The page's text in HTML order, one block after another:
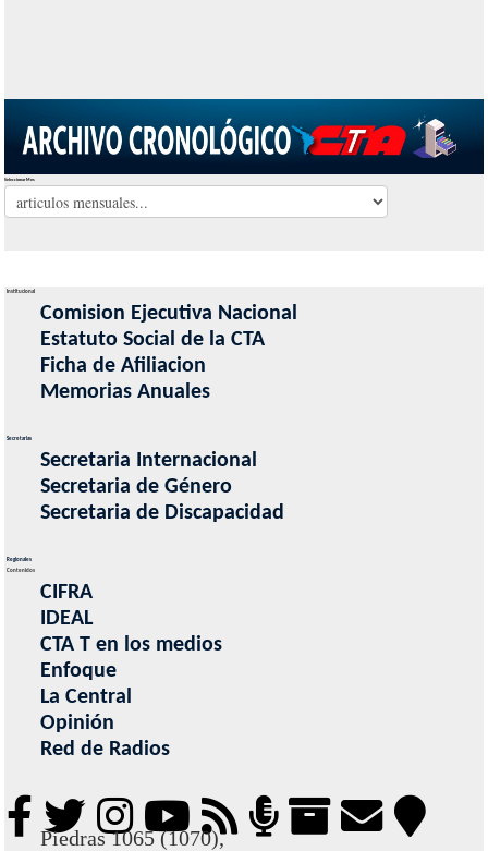
Seleccionar Mes
Institucional
Comision Ejecutiva Nacional
Estatuto Social de la CTA
Ficha de Afiliacion
Memorias Anuales
Secretarias
Secretaria Internacional
Secretaria de Género
Secretaria de Discapacidad
Regionales
Contenidos
CIFRA
IDEAL
CTA T en los medios
Enfoque
La Central
Opinión
Red de Radios
Piedras 1065 (1070),